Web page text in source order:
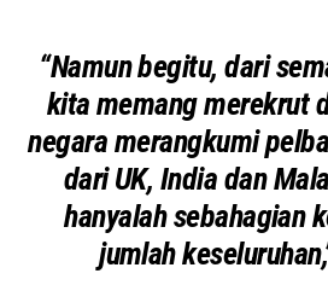
“Namun begitu, dari
kita memang merekrut
negara merangkumi
dari UK, India dan
hanyalah sebahagian
jumlah